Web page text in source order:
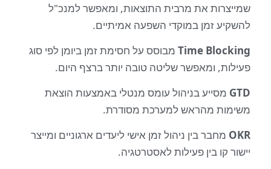
את מרבית התוצאות, ומאפשר למנכ"ל
זמן במוקדי השפעה אמיתיים.
Timeמבוסס על חסימת זמן ביומן לפי סוג
ומאפשר שליטה טובה יותר ברצף היום.
בניהול עומס מנטלי באמצעות הוצאת
מהראש למערכת מסודרת.
מחבר בין ניהול זמן אישי ליעדים ארגוניים ומייצר
קו בין פעילות לאסטרטגיה.